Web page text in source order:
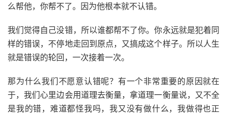
么帮他，你帮不了。因为他根本就不认错。
我们觉得自己没错，所以谁都帮不了你。你永远就是犯着同
样的错误，不停地走回到原点，又搞成这个样子。所以人生
就是错误的轮回，一次接着一次。
那为什么我们不愿意认错呢？有一个非常重要的原因就在
于，我们心里边会用道理去衡量，拿道理一衡量说，又不全
是我的错，难道都怪我吗，我又没有做什么，我做得也正